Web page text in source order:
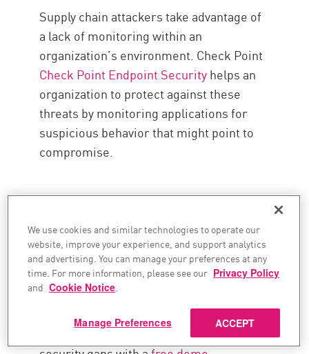
Supply chain attackers take advantage of
a lack of monitoring within an
organization’s environment. Check Point
Check Point Endpoint Securityhelps an
organization to protect against these
threats by monitoring applications for
suspicious behavior that might point to
compromise.
that Check Point Endpoint Security
protects against, check outCheck Point’s
2021 Cyber Security Report. Then,take a
security checkup
security issues within your environment.
You can also learn how to close these
We use cookies and similar technologies to operate our
website, improve your experience, and support analytics
and advertising. You can manage your preferences at any
time. For more information, please see our Privacy Policy
and Cookie Notice.
ACCEPT
Manage Preferences